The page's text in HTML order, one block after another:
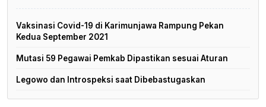
Vaksinasi Covid-19 di Karimunjawa Rampung Pekan
Kedua September 2021
Mutasi 59 Pegawai Pemkab Dipastikan sesuai Aturan
Legowo dan Introspeksi saat Dibebastugaskan